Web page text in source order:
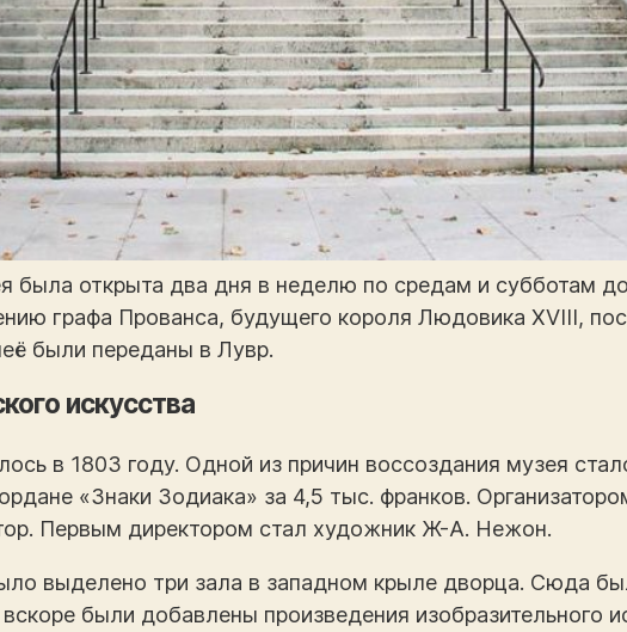
была открыта два дня в неделю по средам и субботам
графа Прованса, будущего короля Людовика XVIII,
были переданы в Лувр.
искусства
в 1803 году. Одной из причин воссоздания музея
«Знаки Зодиака» за 4,5 тыс. франков.
Первым директором стал художник Ж-А. Нежон.
выделено три зала в западном крыле дворца. Сюда
были добавлены произведения изобразительного